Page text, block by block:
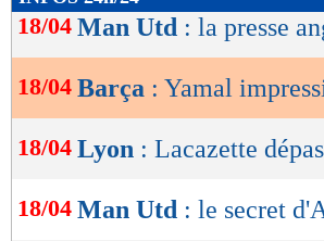
de
OK
18/04 Man Utd : la presse
18/04 Barça : Yamal
18/04 Lyon : Lacazette
18/04 Man Utd : le secret